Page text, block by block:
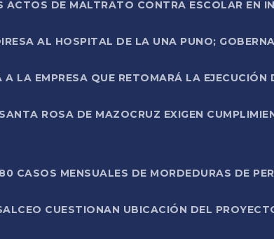
ACTOS DE MALTRATO CONTRA ESCOLAR EN
AL HOSPITAL DE LA UNA PUNO;
LA EMPRESA QUE RETOMARÁ LA EJECUCIÓN
ROSA DE MAZOCRUZ EXIGEN
CASOS MENSUALES DE MORDEDURAS DE
CUESTIONAN UBICACIÓN DEL